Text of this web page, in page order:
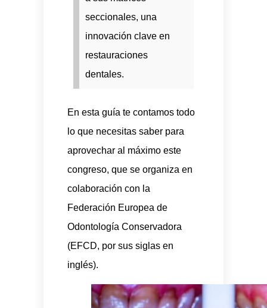
seccionales, una
innovación clave en
restauraciones
dentales.
En esta guía te contamos todo
lo que necesitas saber para
aprovechar al máximo este
congreso, que se organiza en
colaboración con la
Federación Europea de
Odontología Conservadora
(EFCD, por sus siglas en
inglés).